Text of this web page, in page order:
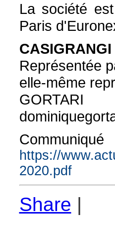
La société
Paris
CASIGRANGI
Représentée
elle-même
GORTARI
https://
2020.pdf
Share |